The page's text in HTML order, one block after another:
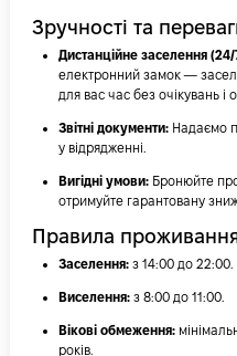
Зручності та
Дистанційне заселення (24/
електронний замок —
для вас час без очікувань і
Звітні документи: Надаємо
у відрядженні.
Вигідні умови: Бронюйте
отримуйте гарантовану
Правила
Заселення: з 14:00 до 22:00.
Виселення: з 8:00 до 11:00.
Вікові обмеження:
років.